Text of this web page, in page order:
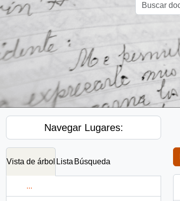
Navegar Lugares:
Vista de árbol Lista Búsqueda
...